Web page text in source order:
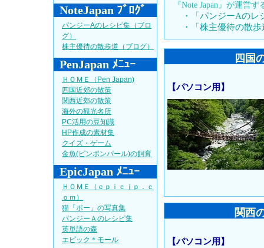
NoteJapan ﾌﾞﾛｸﾞ
パンジーAのレシピ集（ブロ
グ）
株主優待の散歩道（ブログ）
PenJapan ﾒﾆｭｰ
ＨＯＭＥ（Pen Japan)
四国近郊の散策
関西近郊の散策
海外の観光名所
PC活用の豆知識
HP作成の素材集
クイズ・ゲーム
金魚(ピンポンパール)の飼育
EpicJapan ﾒﾆｭｰ
ＨＯＭＥ（ｅｐｉｃｊｐ．ｃ
ｏｍ）
猫「ポー」の写真集
パンジーＡのレシピ集
英単語の森
エピック＊モール
『Note Japan』が運営
・「パンジーAのレ
・「株主優待の散歩
四国
【パソコン用】
関西
【パソコン用】